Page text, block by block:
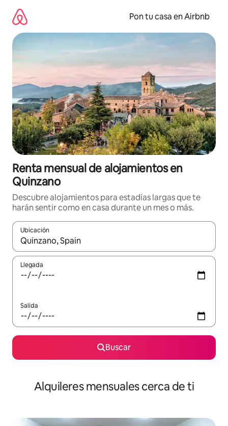
contenido
Pon tu casa en Airbnb
Renta mensual de alojamientos en
Quinzano
Descubre alojamientos para estadías largas que te
harán sentir como en casa durante un mes o más.
Ubicación
Cuando los resultados estén disponibles, navega con las
Llegada
Salida
Buscar
Alquileres mensuales cerca de ti